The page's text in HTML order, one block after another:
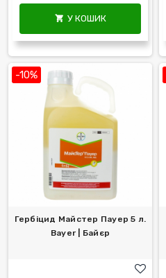
 У КОШИК
-10%
Гербіцид Майстер Пауер 5 л.
Bayer | Байєр